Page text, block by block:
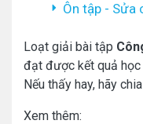
Ôn tập - Sửa
Loạt giải bài tập
đạt được kết quả học
Nếu thấy hay, hãy
Xem thêm: